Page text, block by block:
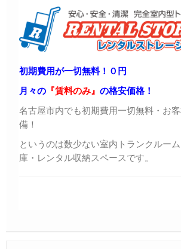
初期費用が一切無料！０円
月々の 『賃料のみ』 の格安価格！
名古屋市内でも初期費用一切無料・お
備！
というのは数少ない室内トランクルー
庫・レンタル収納スペースです。